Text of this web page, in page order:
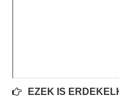
EZEK IS